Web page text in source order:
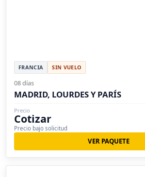
FRANCIA SIN VUELO
08 días
MADRID, LOURDES Y PARÍS
Precio
Cotizar
Precio bajo solicitud
VER PAQUETE